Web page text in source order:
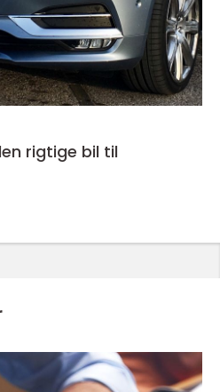
rigtige bil til